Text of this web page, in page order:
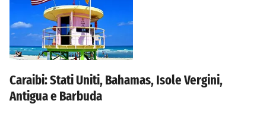
Caraibi: Stati Uniti, Bahamas, Isole Vergini,
Antigua e Barbuda